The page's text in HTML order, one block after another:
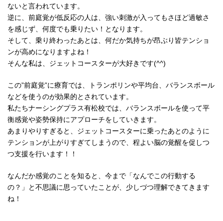
ないと言われています。
逆に、前庭覚が低反応の人は、強い刺激が入ってもさほど過敏さ
を感じず、何度でも乗りたい！となります。
そして、乗り終わったあとは、何だか気持ちが昂ぶり皆テンショ
ンが高めになりますよね！
そんな私は、ジェットコースターが大好きです(^^)
この”前庭覚”に療育では、トランポリンや平均台、バランスボール
などを使うのが効果的とされています。
私たちナーシングプラス有松校では、バランスボールを使って平
衡感覚や姿勢保持にアプローチをしていきます。
あまりやりすぎると、ジェットコースターに乗ったあとのように
テンションが上がりすぎてしまうので、程よい脳の覚醒を促しつ
つ支援を行います！！
なんだか感覚のことを知ると、今まで「なんでこの行動する
の？」と不思議に思っていたことが、少しづつ理解できてきます
ね！